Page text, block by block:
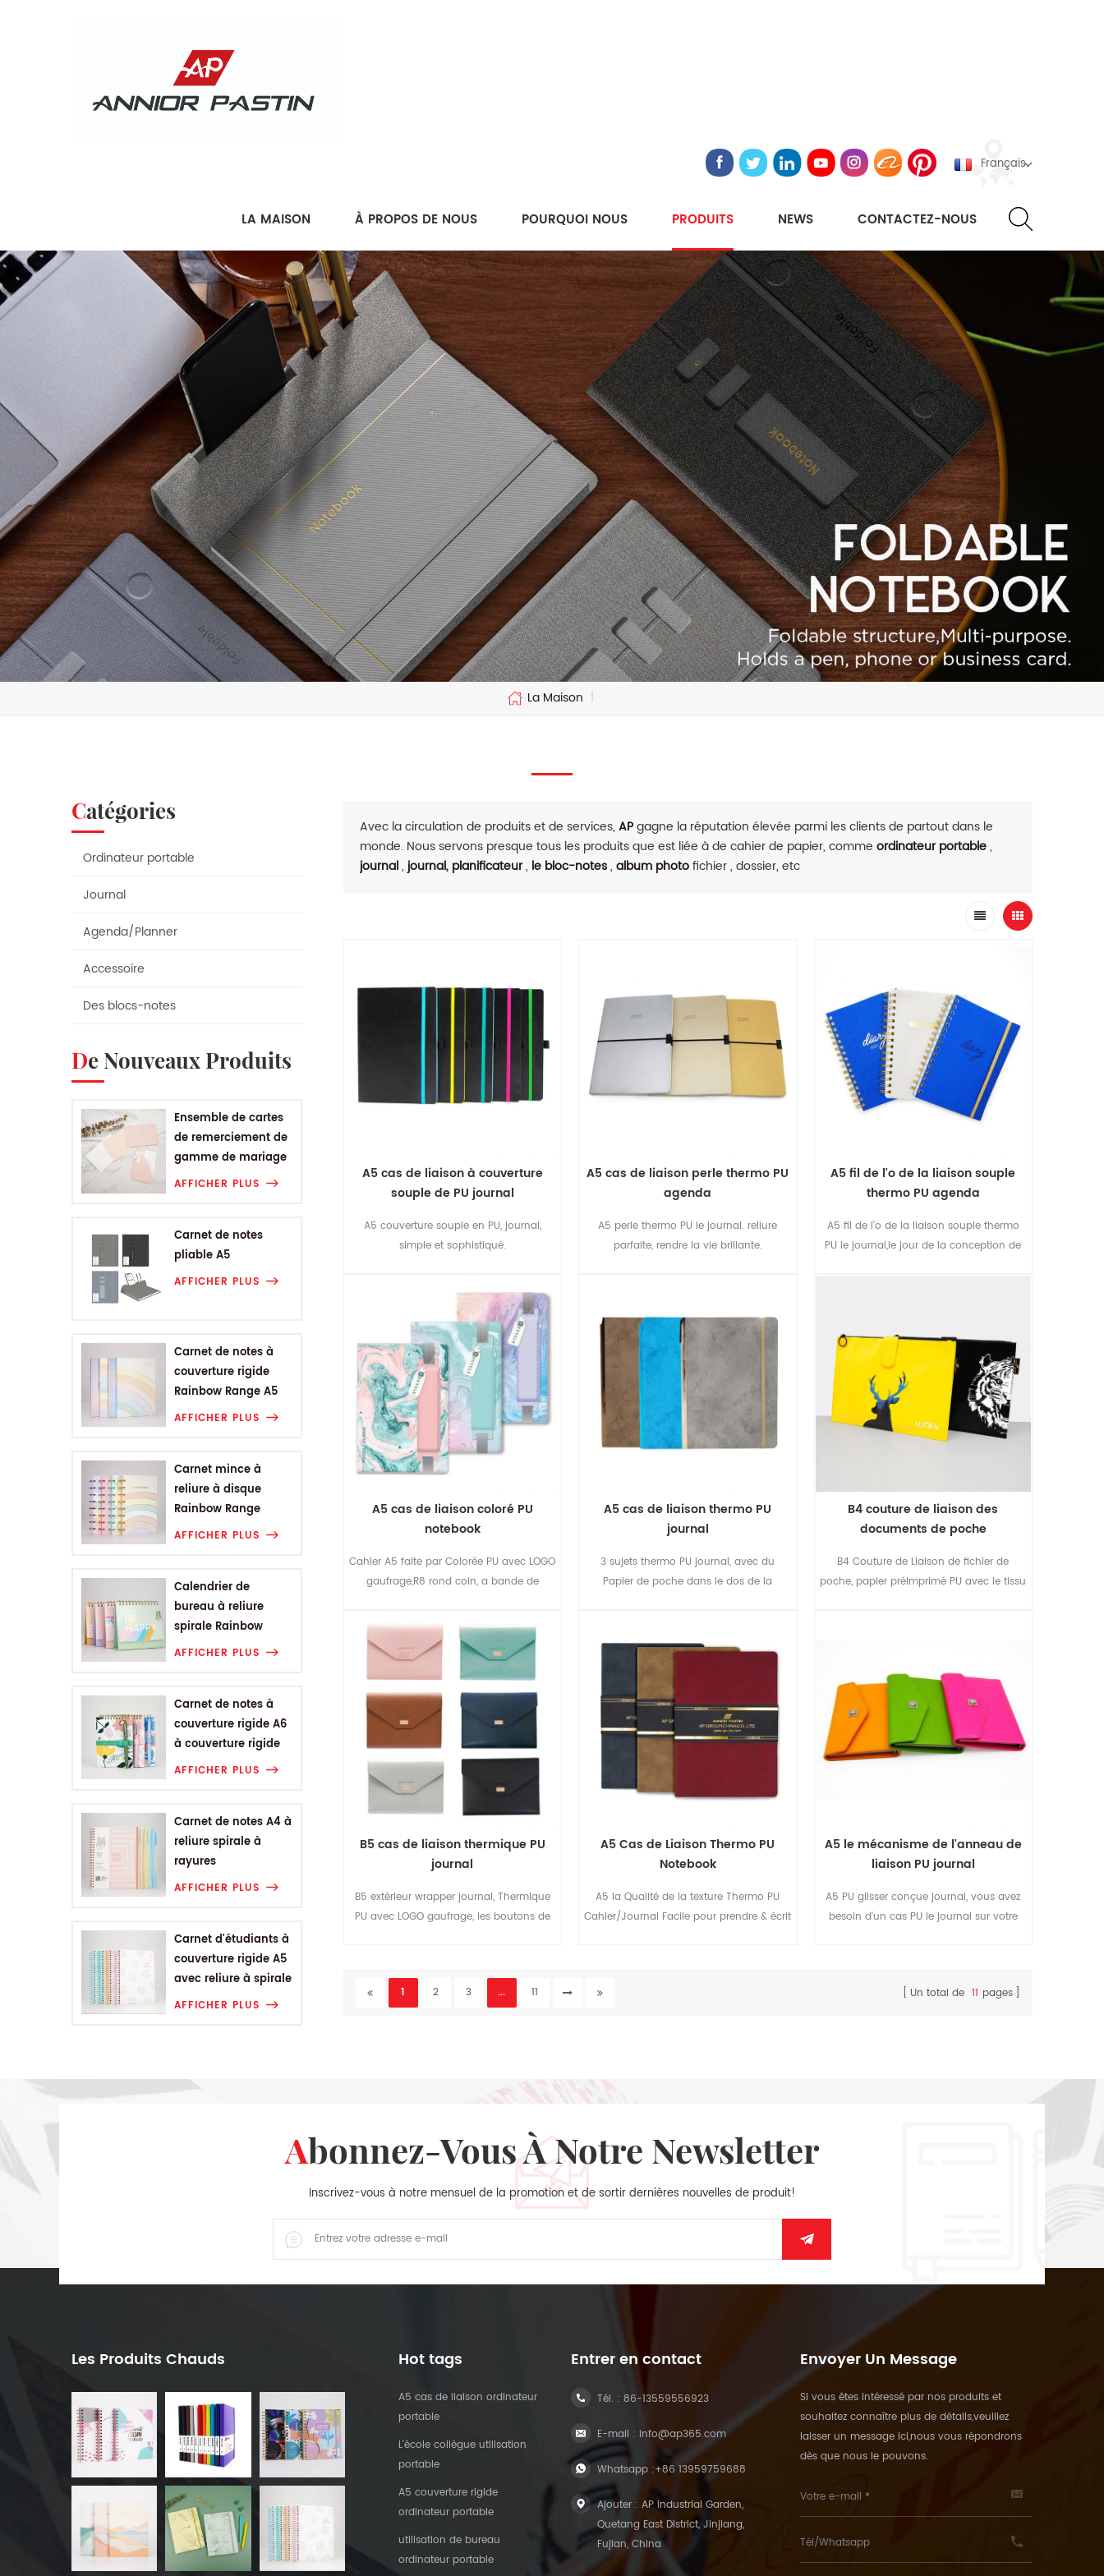
Français
LA MAISON À PROPOS DE NOUS POURQUOI NOUS PRODUITS NEWS CONTACTEZ-NOUS
La Maison |
Catégories
Ordinateur portable
Journal
Agenda/Planner
Accessoire
Des blocs-notes
De Nouveaux Produits
Ensemble de cartes
de remerciement de
gamme de mariage
AFFICHER PLUS
Carnet de notes
pliable A5
AFFICHER PLUS
Carnet de notes à
couverture rigide
Rainbow Range A5
AFFICHER PLUS
Carnet mince à
reliure à disque
Rainbow Range
AFFICHER PLUS
Calendrier de
bureau à reliure
spirale Rainbow
Range
AFFICHER PLUS
Carnet de notes à
couverture rigide A6
à couverture rigide
de la gamme de
AFFICHER PLUS
Carnet de notes A4 à
reliure spirale à
rayures
géométriques
AFFICHER PLUS
Carnet d'étudiants à
couverture rigide A5
avec reliure à spirale
Smiling Range
AFFICHER PLUS
Avec la circulation de produits et de services, APgagne la réputation élevée parmi les clients de partout dans le
monde. Nous servons presque tous les produits que est liée à de cahier de papier, comme ordinateur portable,
journal, journal, planificateur, le bloc-notes, album photofichier , dossier, etc
A5 cas de liaison à couverture
souple de PU journal
A5 couverture souple en PU, journal,
simple et sophistiqué.
A5 cas de liaison perle thermo PU
agenda
A5 perle thermo PU le journal. reliure
parfaite, rendre la vie brillante.
A5 fil de l'o de la liaison souple
thermo PU agenda
A5 fil de l'o de la liaison souple thermo
PU le journal,le jour de la conception de
A5 cas de liaison coloré PU
notebook
Cahier A5 faite par Colorée PU avec LOGO
gaufrage,R8 rond coin, a bande de
l'intérieur de la couverture arrière, ruban
pendentif.
A5 cas de liaison thermo PU
journal
3 sujets thermo PU journal, avec du
Papier de poche dans le dos de la
B4 couture de liaison des
documents de poche
B4 Couture de Liaison de fichier de
poche, papier préimprimé PU avec le tissu
B5 cas de liaison thermique PU
journal
B5 extérieur wrapper journal, Thermique
PU avec LOGO gaufrage, les boutons de
A5 Cas de Liaison Thermo PU
Notebook
A5 la Qualité de la texture Thermo PU
Cahier/Journal Facile pour prendre & écrit
A5 le mécanisme de l'anneau de
liaison PU journal
A5 PU glisser conçue journal, vous avez
besoin d'un cas PU le journal sur votre
1 2 3 ... 11 Un total de 11 pages
Abonnez-Vous À Notre Newsletter
Inscrivez-vous à notre mensuel de la promotion et de sortir dernières nouvelles de produit!
Les Produits Chauds Hot tags
A5 cas de liaison ordinateur
portable
L'école collègue utilisation
portable
A5 couverture rigide
ordinateur portable
utilisation de bureau
ordinateur portable
Entrer en contact
Tél. :86-13559556923
E-mail : info@ap365.com
Whatsapp :+86 13959759688
Ajouter : AP Industrial Garden,
Quetang East District, Jinjiang,
Fujian, China
Envoyer Un Message
Si vous êtes intéressé par nos produits et
souhaitez connaître plus de détails,veuillez
laisser un message ici,nous vous répondrons
dès que nous le pouvons.